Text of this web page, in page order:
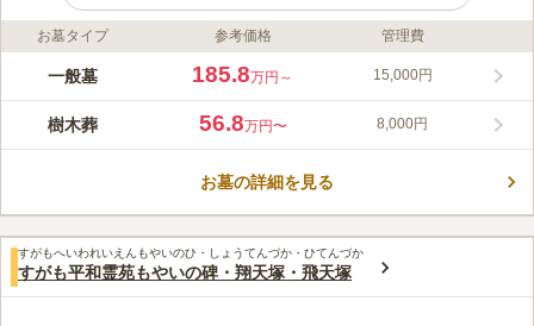
ライフドット編集部のコメント
駒込浄苑は、宗旨・宗派は不問になっており希少な好立地の宗教
になっているので、お体の不自由な方や年配の方、小さなお子様
連れのご家族でも安心してお参り頂けます。また巣鴨の地蔵通り
策をするのも楽しみの一つです。
みんなの評価
4.5 口コミ2件
40代男性
霊園事務所にお墓参り用のお花・お線香・ろうそく等一式購入で
きるようになっていますので、不便なところはありません。
お墓タイプ 参考価格 管理費
一般墓 185.8万円～ 15,000円
樹木葬 56.8万円〜 8,000円
お墓の詳細を見る
すがもへいわれいえんもやいのひ・しょうてんづか・ひてんづか
すがも平和霊苑もやいの碑・翔天塚・飛天塚